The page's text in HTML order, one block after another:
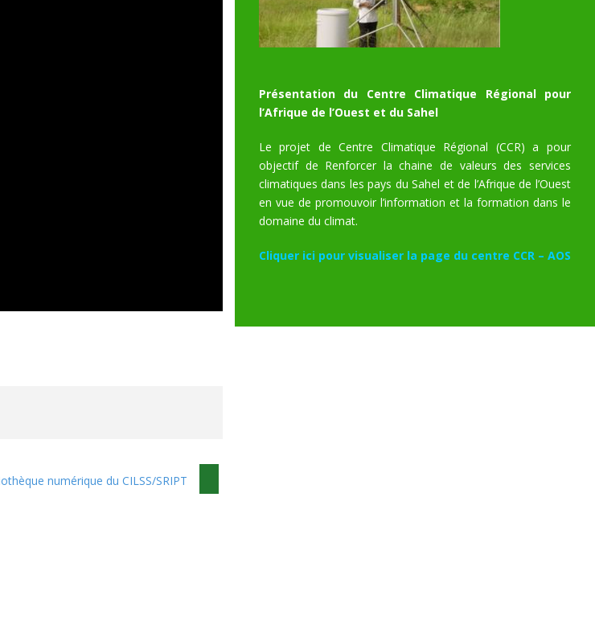
numérique du CILSS/SRIPT
Présentation du Centre Climatique Régional pour
l’Afrique de l’Ouest et du Sahel
Le projet de Centre Climatique Régional (CCR) a pour
objectif de Renforcer la chaine de valeurs des services
climatiques dans les pays du Sahel et de l’Afrique de l’Ouest
en vue de promouvoir l’information et la formation dans le
domaine du climat.
Cliquer ici pour visualiser la page du centre CCR – AOS